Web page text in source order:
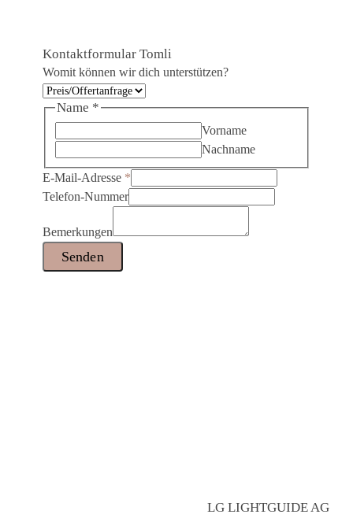
Kontaktformular Tomli
Bemerkungen
unterstützen?
Name
Womit können wir dich unterstützen?
Name *
Vorname
Nachname
E-Mail-Adresse *
Telefon-Nummer
Bemerkungen
Senden
LG LIGHTGUIDE AG